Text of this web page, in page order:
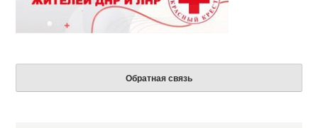
Обратная связь